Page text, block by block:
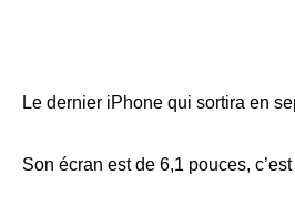
Le dernier iPhone qui sortira en
Son écran est de 6,1 pouces,